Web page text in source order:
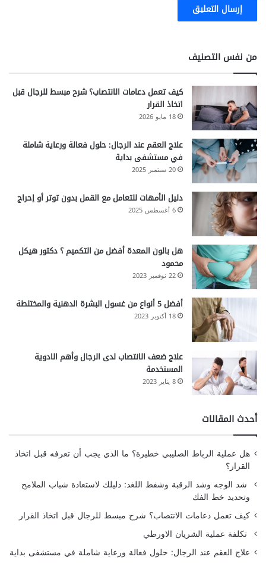
من نفس التصنيف
كيف تعمل دعامات الانتصاب؟ شرح مبسط للرجال قبل
اتخاذ القرار
18 مايو 2026
علاج العقم عند الرجال: حلول فعالة ورعاية شاملة
في مستشفى بداية
20 سبتمبر 2025
دليل الأمهات للتعامل مع القمل بدون توتر أو إحراج
6 أغسطس 2025
هل بالون المعدة أفضل من التكميم ؟ دكتور هيكل
محمود
22 نوفمبر 2023
أفضل 5 أنواع من غسول البشرة الدهنية والمختلطة
18 أكتوبر 2023
علاج ضعف الانتصاب لدى الرجال وأهم الادوية
المستخدمة
8 يناير 2023
أحدث المقالات
هل عملية الرباط الصليبي خطيرة؟ ما الذي يجب أن تعرفه قبل اتخاذ
القرار؟
شد الوجه وشد الرقبة وشفط اللغد: دليلك لاستعادة شباب الملامح
وتحديد خط الفك
كيف تعمل دعامات الانتصاب؟ شرح مبسط للرجال قبل اتخاذ القرار
تكلفة عملية الشريان الاورطي
علاج العقم عند الرجال: حلول فعالة ورعاية شاملة في مستشفى بداية